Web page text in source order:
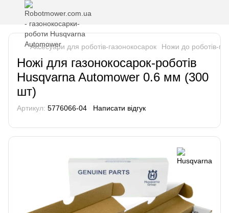
Аксесуари для роботів-газонокосарок Ножи до роботів-
Ножі для газонокосарок-роботів
Husqvarna Automower 0.6 мм (300
шт)
Артикул: 5776066-04 Написати відгук